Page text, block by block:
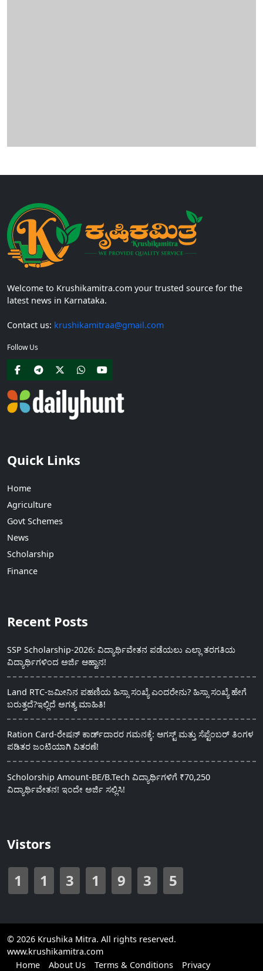
Welcome to Krushikamitra.com your trusted source for the
latest news in Karnataka.
Contact us: krushikamitraa@gmail.com
Follow Us
Quick Links
Home
Agriculture
Govt Schemes
News
Scholarship
Finance
Recent Posts
SSP Scholarship-2026: ವಿದ್ಯಾರ್ಥಿವೇತನ ಪಡೆಯಲು ಎಲ್ಲಾ ತರಗತಿಯ
ವಿದ್ಯಾರ್ಥಿಗಳಿಂದ ಅರ್ಜಿ ಆಹ್ವಾನ!
Land RTC-ಜಮೀನಿನ ಪಹಣಿಯ ಹಿಸ್ಸಾ ಸಂಖ್ಯೆ ಎಂದರೇನು? ಹಿಸ್ಸಾ ಸಂಖ್ಯೆ ಹೇಗೆ
ಬರುತ್ತದೆ?ಇಲ್ಲಿದೆ ಅಗತ್ಯ ಮಾಹಿತಿ!
Ration Card-ರೇಷನ್ ಕಾರ್ಡ್‍ದಾರರ ಗಮನಕ್ಕೆ: ಆಗಸ್ಟ್ ಮತ್ತು ಸೆಪ್ಟೆಂಬರ್ ತಿಂಗಳ
ಪಡಿತರ ಜಂಟಿಯಾಗಿ ವಿತರಣೆ!
Scholorship Amount-BE/B.Tech ವಿದ್ಯಾರ್ಥಿಗಳಿಗೆ ₹70,250
ವಿದ್ಯಾರ್ಥಿವೇತನ! ಇಂದೇ ಅರ್ಜಿ ಸಲ್ಲಿಸಿ!
Vistors
1 1 3 1 9 3 5
© 2026 Krushika Mitra. All rights reserved.
www.krushikamitra.com
Home
About Us Terms & Conditions Privacy